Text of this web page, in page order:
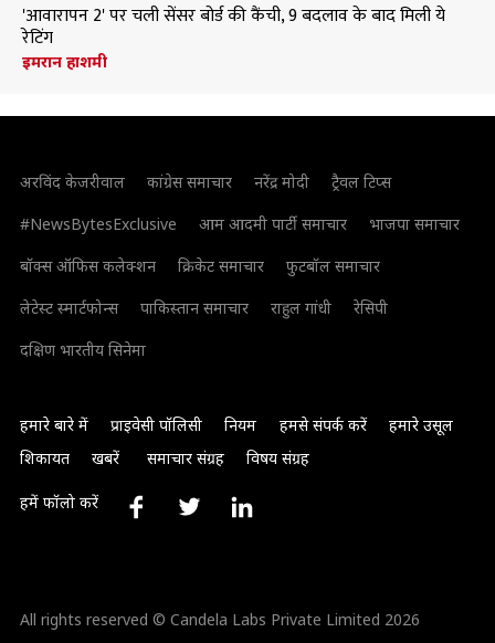
'आवारापन 2' पर चली सेंसर बोर्ड की कैंची, 9 बदलाव के बाद मिली ये
रेटिंग
इमरान हाशमी
अरविंद केजरीवाल कांग्रेस समाचार नरेंद्र मोदी
ट्रैवल टिप्स
#NewsBytesExclusive
आम आदमी पार्टी समाचार
भाजपा समाचार
बॉक्स ऑफिस कलेक्शन
क्रिकेट समाचार
फुटबॉल समाचार
लेटेस्ट स्मार्टफोन्स
पाकिस्तान समाचार राहुल गांधी
रेसिपी
दक्षिण भारतीय सिनेमा
हमारे बारे में प्राइवेसी पॉलिसी नियम हमसे संपर्क करें
हमारे उसूल
शिकायत
खबरें समाचार संग्रह विषय संग्रह
हमें फॉलो करें
All rights reserved © Candela Labs Private Limited 2026